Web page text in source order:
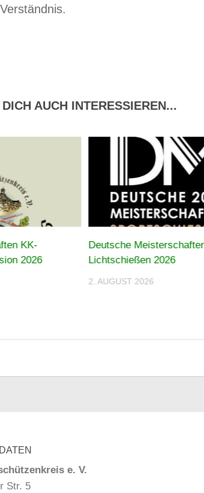
AUCH INTERESSIEREN...
Deutsche
Lichtschießen 2026
2. AUGUST 2026
KK-
2026
e. V.
Str. 5